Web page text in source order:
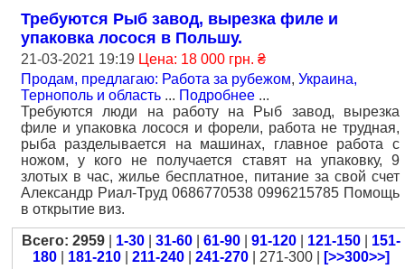
Требуются Рыб завод, вырезка филе и
упаковка лосося в Польшу.
21-03-2021 19:19 Цена: 18 000 грн. ₴
Продам, предлагаю: Работа за рубежом, Украина,
Тернополь и область ... Подробнее ...
Требуются люди на работу на Рыб завод, вырезка
филе и упаковка лосося и форели, работа не трудная,
рыба разделывается на машинах, главное работа с
ножом, у кого не получается ставят на упаковку, 9
злотых в час, жилье бесплатное, питание за свой счет
Александр Риал-Труд 0686770538 0996215785 Помощь
в открытие виз.
Всего: 2959 1-30 31-60 61-90 91-120 121-150
151-
180
181-210 211-240 241-270 | 271-300 | [>>300>>]